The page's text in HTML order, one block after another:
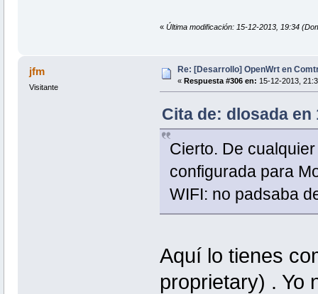
« Última modificación: 15-12-2013, 19:34
jfm
Visitante
Re: [Desarrollo] OpenWrt en
« Respuesta #306 en: 15-12-2013,
Cita de: dlosada en
Cierto. De
configurada para
WIFI: no padsaba
Aquí lo tienes
proprietary) . Yo